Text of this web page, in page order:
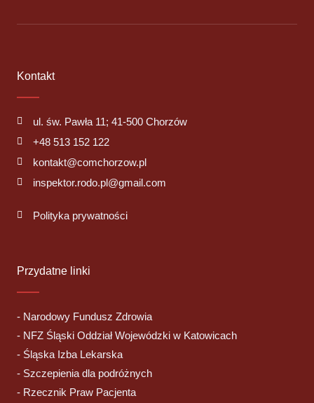
Przydatne linki
- Narodowy Fundusz Zdrowia
- NFZ Śląski Oddział Wojewódzki w Katowicach
- Śląska Izba Lekarska
- Szczepienia dla podróżnych
- Rzecznik Praw Pacjenta
Kontakt
ul. św. Pawła 11; 41-500 Chorzów
+48 513 152 122
kontakt@comchorzow.pl
inspektor.rodo.pl@gmail.com
Polityka prywatności